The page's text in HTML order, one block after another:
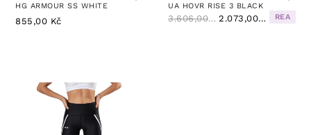
HG ARMOUR SS WHITE
855,00 Kč
UA HOVR RISE 3 BLACK
3.606,00 Kč 2.073,00 Kč REA